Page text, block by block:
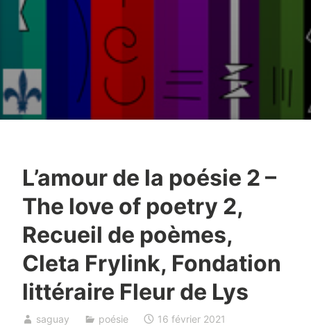
L’amour de la poésie 2 –
The love of poetry 2,
Recueil de poèmes,
Cleta Frylink, Fondation
littéraire Fleur de Lys
saguay poésie
16 février 2021